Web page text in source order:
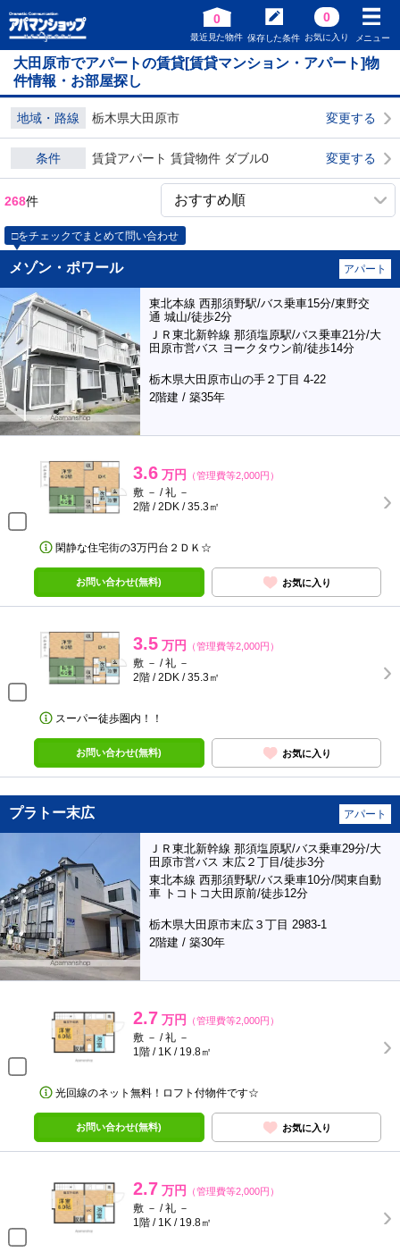
0
最近見た物件 保存した条件
0
お気に入り メニュー
大田原市でアパートの賃貸[賃貸マンション・アパート]物
件情報・お部屋探し
地域・路線 栃木県大田原市 変更する
条件 賃貸アパート 賃貸物件 ダブル0 変更する
268件
□をチェックでまとめて問い合わせ
メゾン・ポワール アパート
東北本線 西那須野駅/バス乗車15分/東野交
通 城山/徒歩2分
ＪＲ東北新幹線 那須塩原駅/バス乗車21分/大
田原市営バス ヨークタウン前/徒歩14分
栃木県大田原市山の手２丁目 4-22
2階建 / 築35年
3.6 万円 （管理費等2,000円）
敷 － / 礼 －
2階 / 2DK / 35.3㎡
閑静な住宅街の3万円台２ＤＫ☆
お問い合わせ(無料) お気に入り
3.5 万円 （管理費等2,000円）
敷 － / 礼 －
2階 / 2DK / 35.3㎡
スーパー徒歩圏内！！
お問い合わせ(無料) お気に入り
プラトー末広 アパート
ＪＲ東北新幹線 那須塩原駅/バス乗車29分/大
田原市営バス 末広２丁目/徒歩3分
東北本線 西那須野駅/バス乗車10分/関東自動
車 トコトコ大田原前/徒歩12分
栃木県大田原市末広３丁目 2983-1
2階建 / 築30年
2.7 万円 （管理費等2,000円）
敷 － / 礼 －
1階 / 1K / 19.8㎡
光回線のネット無料！ロフト付物件です☆
お問い合わせ(無料) お気に入り
2.7 万円 （管理費等2,000円）
敷 － / 礼 －
1階 / 1K / 19.8㎡